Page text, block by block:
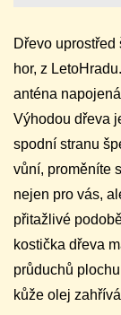
Dřevo
hor, z
anténa
Výhodou dřeva
spodní stranu
vůní, proměníte
nejen pro vás,
přitažlivé
kostička dřeva
průduchů
kůže olej